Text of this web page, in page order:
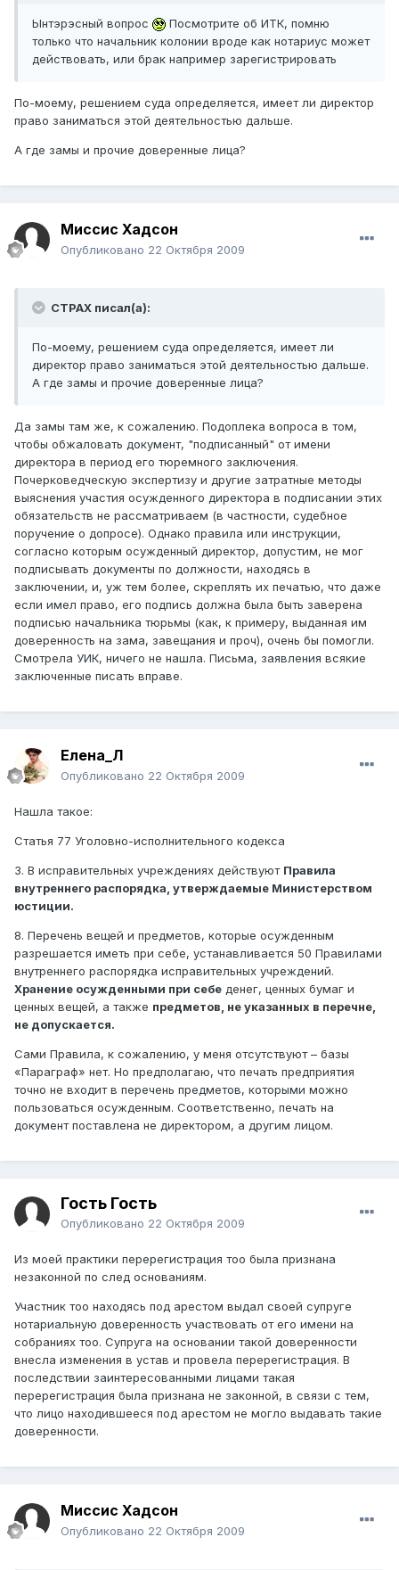
Ынтэрэсный вопрос
Посмотрите об ИТК, помню
только что начальник колонии вроде как нотариус может
действовать, или брак например зарегистрировать
По-моему, решением суда определяется, имеет ли директор
право заниматься этой деятельностью дальше.
А где замы и прочие доверенные лица?
Миссис Хадсон
Опубликовано 22 Октября 2009
CTPAX писал(а):
По-моему, решением суда определяется, имеет ли
директор право заниматься этой деятельностью дальше.
А где замы и прочие доверенные лица?
Да замы там же, к сожалению. Подоплека вопроса в том,
чтобы обжаловать документ, "подписанный" от имени
директора в период его тюремного заключения.
Почерковедческую экспертизу и другие затратные методы
выяснения участия осужденного директора в подписании этих
обязательств не рассматриваем (в частности, судебное
поручение о допросе). Однако правила или инструкции,
согласно которым осужденный директор, допустим, не мог
подписывать документы по должности, находясь в
заключении, и, уж тем более, скреплять их печатью, что даже
если имел право, его подпись должна была быть заверена
подписью начальника тюрьмы (как, к примеру, выданная им
доверенность на зама, завещания и проч), очень бы помогли.
Смотрела УИК, ничего не нашла. Письма, заявления всякие
заключенные писать вправе.
Елена_Л
Опубликовано 22 Октября 2009
Нашла такое:
Статья 77 Уголовно-исполнительного кодекса
3. В исправительных учреждениях действуют Правила
внутреннего распорядка, утверждаемые Министерством
юстиции.
8. Перечень вещей и предметов, которые осужденным
разрешается иметь при себе, устанавливается 50 Правилами
внутреннего распорядка исправительных учреждений.
Хранение осужденными при себе денег, ценных бумаг и
ценных вещей, а также предметов, не указанных в перечне,
не допускается.
Сами Правила, к сожалению, у меня отсутствуют – базы
«Параграф» нет. Но предполагаю, что печать предприятия
точно не входит в перечень предметов, которыми можно
пользоваться осужденным. Соответственно, печать на
документ поставлена не директором, а другим лицом.
Гость Гость
Опубликовано 22 Октября 2009
Из моей практики перерегистрация тоо была признана
незаконной по след основаниям.
Участник тоо находясь под арестом выдал своей супруге
нотариальную доверенность участвовать от его имени на
собраниях тоо. Супруга на основании такой доверенности
внесла изменения в устав и провела перерегистрация. В
последствии заинтересованными лицами такая
перерегистрация была признана не законной, в связи с тем,
что лицо находившееся под арестом не могло выдавать такие
доверенности.
Миссис Хадсон
Опубликовано 22 Октября 2009